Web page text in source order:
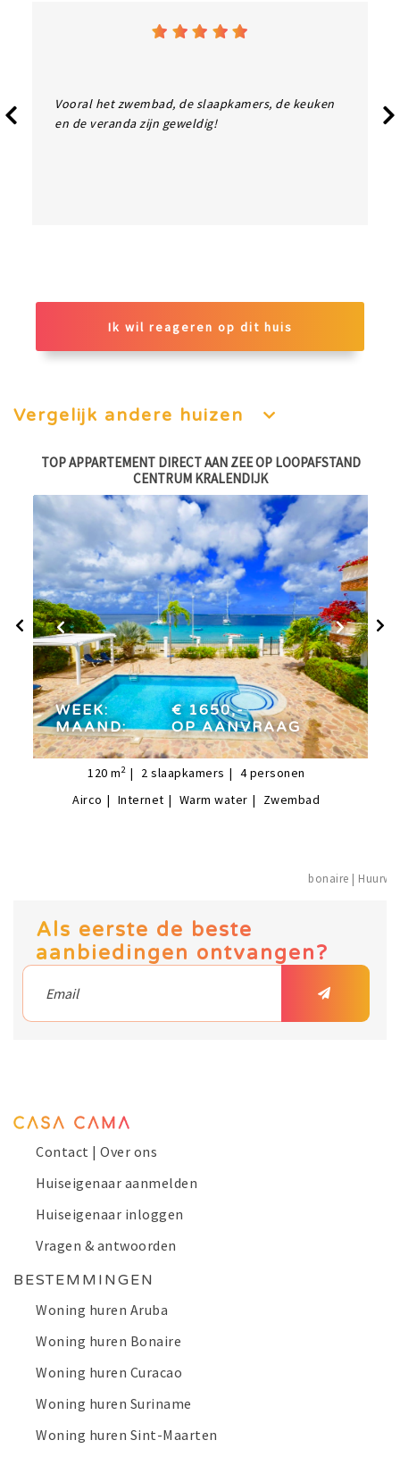
Vooral het zwembad, de slaapkamers, de keuken
en de veranda zijn geweldig!
Ik wil reageren op dit huis
Vergelijk andere huizen
TOP APPARTEMENT DIRECT AAN ZEE OP LOOPAFSTAND
CENTRUM KRALENDIJK
week:€ 1650,-
maand:op aanvraag
WEEK:
€ 1650,-
MAAND:
OP AANVRAAG
120 m2 2 slaapkamers 4personen
Airco
Internet Warm water Zwembad
bonaire |
Als eerste de beste
aanbiedingen ontvangen?
Contact | Over ons
Huiseigenaar aanmelden
Huiseigenaar inloggen
Vragen & antwoorden
BESTEMMINGEN
Woning huren Aruba
Woning huren Bonaire
Woning huren Curacao
Woning huren Suriname
Woning huren Sint-Maarten